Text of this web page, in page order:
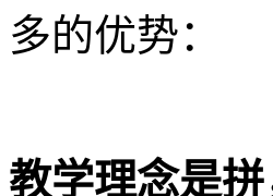
多的优势：
教学理念是